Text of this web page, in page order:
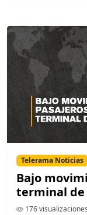
Telerama Noticias
Bajo
terminal de
176 visualizaciones